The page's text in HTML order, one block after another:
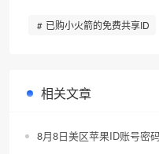
已购小火箭的免费共享ID
相关文章
8月8日美区苹果ID账号密